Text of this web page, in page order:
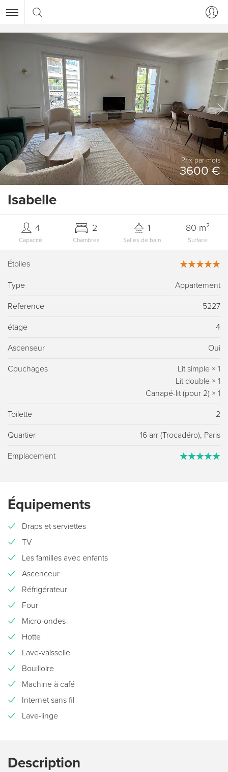
Prix ​​par mois
3600 €
Isabelle
Capacité
4
Chambres
2
Salles de bain
1
Surface
80 m²
Étoiles
Type Appartement
Reference 5227
étage 4
Ascenseur Oui
Couchages Lit simple × 1
Lit double × 1
Canapé-lit (pour 2) × 1
Toilette 2
Quartier 16 arr (Trocadéro), Paris
Emplacement
Équipements
Draps et serviettes
TV
Les familles avec enfants
Ascenceur
Réfrigérateur
Four
Micro-ondes
Hotte
Lave-vaisselle
Bouilloire
Machine à café
Internet sans fil
Lave-linge
Description